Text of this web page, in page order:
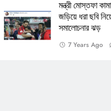
মন্ত্রী মোস্তফা
জড়িয়ে ধরা ছবি
সমালোচনার ঝড়
7 Years Ago